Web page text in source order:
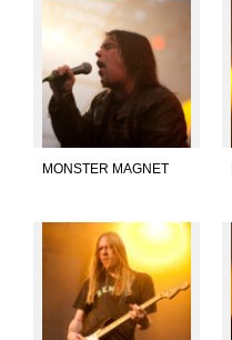
MONSTER MAGNET